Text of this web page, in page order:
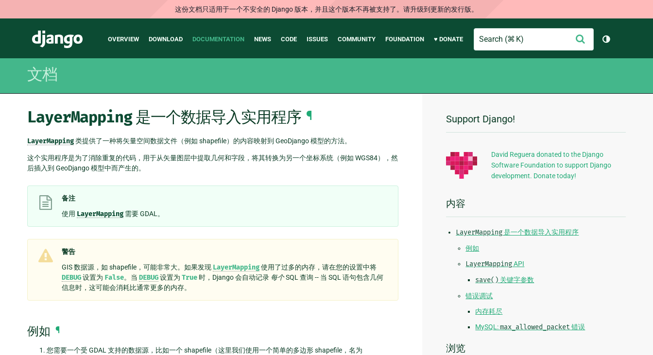
这份文档只适用于一个不安全的 Django 版本，并且这个版本不再被支持了。请升级到更新的发行版。
Django
Main
OVERVIEW DOWNLOAD DOCUMENTATION NEWS CODE ISSUES COMMUNITY FOUNDATION ♥ DONATE
Search
交
切换主题（
文档
LayerMapping是一个数据导入实用程序 ¶
LayerMapping类提供了一种将矢量空间数据文件（例如 shapefile）的内容映射到 GeoDjango 模型的方法。
这个实用程序是为了消除重复的代码，用于从矢量图层中提取几何和字段，将其转换为另一个坐标系统（例如 WGS84），然
后插入到 GeoDjango 模型中而产生的。
备注
使用 LayerMapping 需要 GDAL。
警告
GIS 数据源，如 shapefile，可能非常大。如果发现 LayerMapping使用了过多的内存，请在您的设置中将
DEBUG设置为 False。当 DEBUG设置为 True 时，Django 会自动记录 每个SQL 查询 -- 当 SQL 语句包含几何
信息时，这可能会消耗比通常更多的内存。
例如 ¶
您需要一个受 GDAL 支持的数据源，比如一个 shapefile（这里我们使用一个简单的多边形 shapefile，名为
附
加
信
息
Support Django!
David Reguera donated to the Django
Software Foundation to support Django
development. Donate today!
内容
LayerMapping是一个数据导入实用程序
例如
LayerMappingAPI
save() 关键字参数
错误调试
内存耗尽
MySQL:max_allowed_packet 错误
浏览